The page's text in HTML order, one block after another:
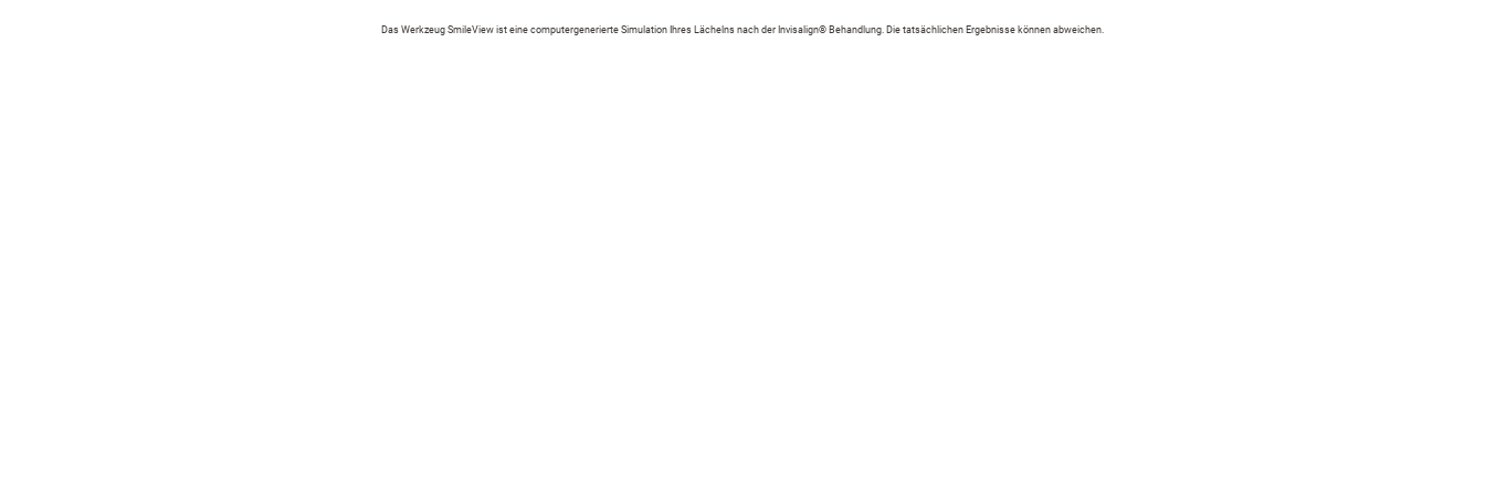
Das Werkzeug SmileView ist eine computergenerierte Simulation Ihres Lächelns nach der Invisalign® Behandlung. Die tatsächlichen Ergebnisse können abweichen.